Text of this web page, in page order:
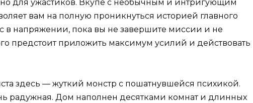
для ужастиков. Вкупе с необычным и интригующим
вам на полную проникнуться историей главного
в напряжении, пока вы не завершите миссии и не
предстоит приложить максимум усилий и действовать
здесь — жуткий монстр с пошатнувшейся психикой.
радужная. Дом наполнен десятками комнат и длинных